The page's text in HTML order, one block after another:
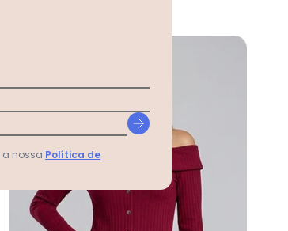
nossa Política de